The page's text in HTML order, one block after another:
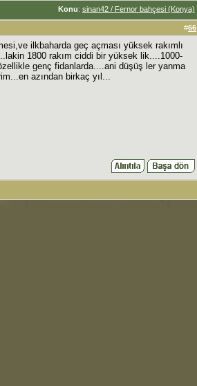
Konu: sinan42 / Fernor bahçesi (Konya)
#66
ilkbaharda geç açması yüksek rakımlı
1800 rakım ciddi bir yüksek lik....1000-
genç fidanlarda....ani düşüş ler yanma
azından birkaç yıl...